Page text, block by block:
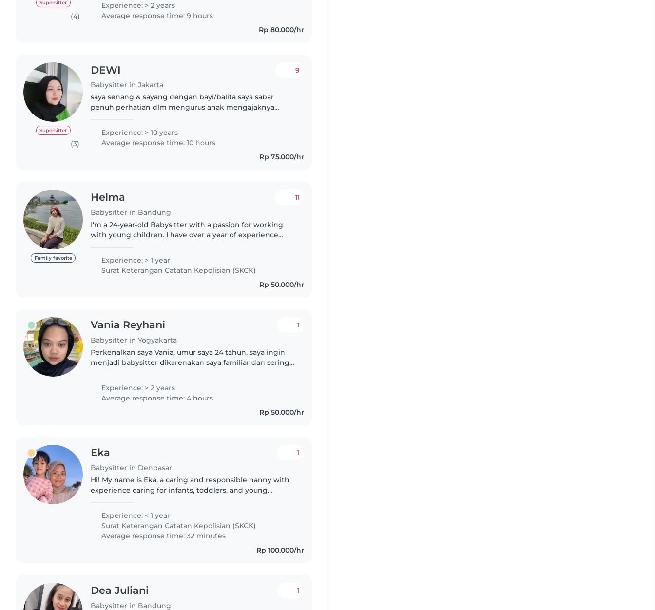
Supersitter
(4)
Experience: > 2 years
Average response time: 9 hours
Rp 80.000/hr
Supersitter
(3)
DEWI
Babysitter in Jakarta
9
saya senang & sayang dengan bayi/balita saya sabar
penuh perhatian dlm mengurus anak mengajaknya
saya banyak pengalaman mengurus bayi..
Experience: > 10 years
Average response time: 10 hours
Rp 75.000/hr
Family favorite
Helma
Babysitter in Bandung
11
I'm a 24-year-old Babysitter with a passion for working
with young children. I have over a year of experience
responsible, caring,..
Experience: > 1 year
Surat Keterangan Catatan Kepolisian (SKCK)
Rp 50.000/hr
Vania Reyhani
Babysitter in Yogyakarta
1
Perkenalkan saya Vania, umur saya 24 tahun, saya ingin
menjadi babysitter dikarenakan saya familiar dan sering
seperti sepupu..
Experience: > 2 years
Average response time: 4 hours
Rp 50.000/hr
Eka
Babysitter in Denpasar
1
Hi! My name is Eka, a caring and responsible nanny with
experience caring for infants, toddlers, and young
supporting their development..
Experience: < 1 year
Surat Keterangan Catatan Kepolisian (SKCK)
Average response time: 32 minutes
Rp 100.000/hr
Dea Juliani
Babysitter in Bandung
1